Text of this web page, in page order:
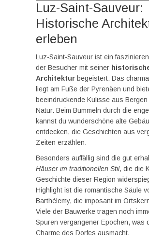
Luz-Saint-Sauveur:
Historische
erleben
Luz-Saint-Sauveur ist ein
der Besucher mit seiner
Architektur begeistert. Das
liegt am Fuße der Pyrenäen und
beeindruckende Kulisse aus Bergen
Natur. Beim Bummeln durch die
kannst du wunderschöne alte
entdecken, die Geschichten aus
Zeiten erzählen.
Besonders auffällig sind die gut
Häuser im traditionellen Stil, die die
Geschichte dieser Region
Highlight ist die romantische Säule
Barthélemy, die imposant im
Viele der Bauwerke tragen noch
Spuren vergangener Epochen, was
Charme des Dorfes ausmacht.